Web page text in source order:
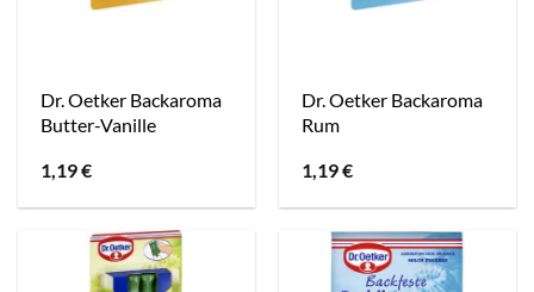
Dr. Oetker Backaroma
Butter-Vanille
1,19€
Dr. Oetker Backaroma
Rum
1,19€